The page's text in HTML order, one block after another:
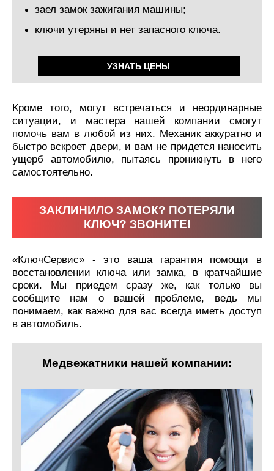
заел замок зажигания машины;
ключи утеряны и нет запасного ключа.
УЗНАТЬ ЦЕНЫ
Кроме того, могут встречаться и неординарные
ситуации, и мастера нашей компании смогут
помочь вам в любой из них. Механик аккуратно и
быстро вскроет двери, и вам не придется наносить
ущерб автомобилю, пытаясь проникнуть в него
самостоятельно.
ЗАКЛИНИЛО ЗАМОК? ПОТЕРЯЛИ
КЛЮЧ? ЗВОНИТЕ!
«КлючСервис» - это ваша гарантия помощи в
восстановлении ключа или замка, в кратчайшие
сроки. Мы приедем сразу же, как только вы
сообщите нам о вашей проблеме, ведь мы
понимаем, как важно для вас всегда иметь доступ
в автомобиль.
Медвежатники нашей компании: